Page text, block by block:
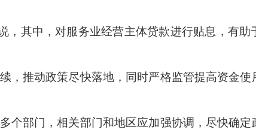
，其中，对服务业经营主体贷款进行贴息，有
，推动政策尽快落地，同时严格监管提高资金
个部门，相关部门和地区应加强协调，尽快确